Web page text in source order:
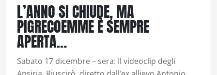
L’ANNO SI CHIUDE, MA
PIGRECOEMME È SEMPRE
APERTA…
Sabato 17 dicembre – sera: Il videoclip degli